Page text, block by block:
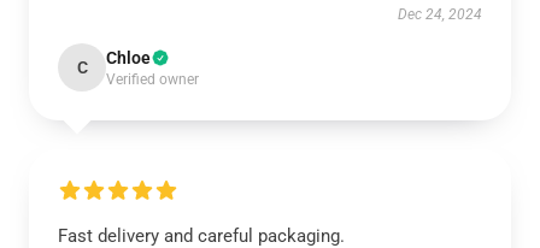
Dec 24, 2024
C Chloe
Verified owner
Fast delivery and careful packaging.